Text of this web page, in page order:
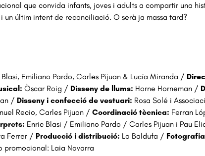
que convida infants, joves i adults a compartir una
un últim intent de reconciliació. O serà ja massa tard?
Emiliano Pardo, Carles Pijuan & Lucía Miranda /
Òscar Roig / Disseny de llums: Horne Horneman /
/ Disseny i confecció de vestuari: Rosa Solé i
Recio, Carles Pijuan /Coordinació tècnica: Ferran
Enric Blasi / Emiliano Pardo / Carles Pijuan i Pau
Ferrer / Producció i distribució: La Baldufa /
promocional: Laia Navarra